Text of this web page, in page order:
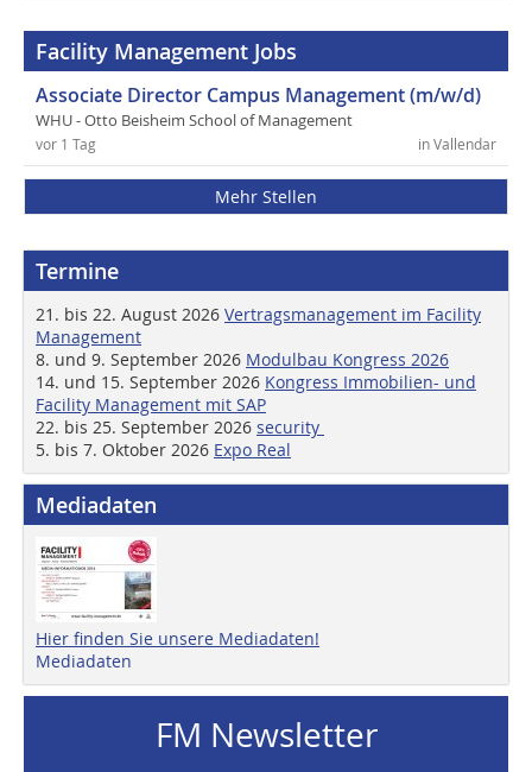
Facility Management Jobs
Associate Director Campus Management (m/w/d)
WHU - Otto Beisheim School of Management
in Vallendar
vor 1 Tag
Mehr Stellen
Termine
21. bis 22. August 2026 Vertragsmanagement im Facility
Management
8. und 9. September 2026 Modulbau Kongress 2026
14. und 15. September 2026 Kongress Immobilien- und
Facility Management mit SAP
22. bis 25. September 2026 security
5. bis 7. Oktober 2026 Expo Real
Mediadaten
Hier finden Sie unsere Mediadaten!
Mediadaten
FM Newsletter